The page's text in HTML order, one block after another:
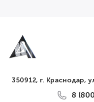
350912, г. Краснодар,
8